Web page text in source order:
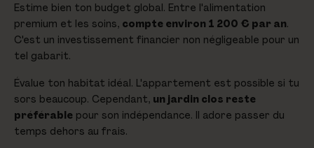
Estime bien ton budget global. Entre l'alimentation
premium et les soins, compte environ 1 200 € par an.
C'est un investissement financier non négligeable pour un
tel gabarit.
Évalue ton habitat idéal. L'appartement est possible si tu
sors beaucoup. Cependant, un jardin clos reste
préférable pour son indépendance. Il adore passer du
temps dehors au frais.